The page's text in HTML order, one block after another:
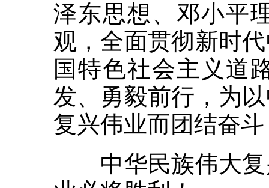
泽东思想、邓小平
观，全面贯彻新时
国特色社会主义道
发、勇毅前行，为
复兴伟业而团结奋
中华民族伟大复